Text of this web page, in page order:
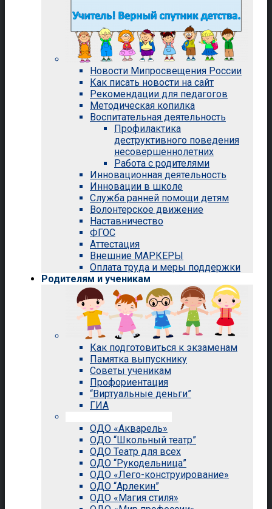
Новости Мипросвещения России
Как писать новости на сайт
Рекомендации для педагогов
Методическая копилка
Воспитательная деятельность
Профилактика
деструктивного поведения
несовершеннолетних
Работа с родителями
Инновационная деятельность
Инновации в школе
Служба ранней помощи детям
Волонтерское движение
Наставничество
ФГОС
Аттестация
Внешние МАРКЕРЫ
Оплата труда и меры поддержки
Родителям и ученикам
Как подготовиться к экзаменам
Памятка выпускнику
Советы ученикам
Профориентация
“Виртуальные деньги”
ГИА
ОДО «Акварель»
ОДО “Школьный театр”
ОДО Театр для всех
ОДО “Рукодельница”
ОДО «Лего-конструирование»
ОДО “Арлекин”
ОДО «Магия стиля»